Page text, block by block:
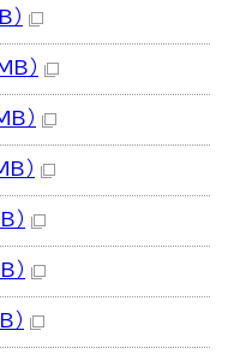
）
）
）
）
）